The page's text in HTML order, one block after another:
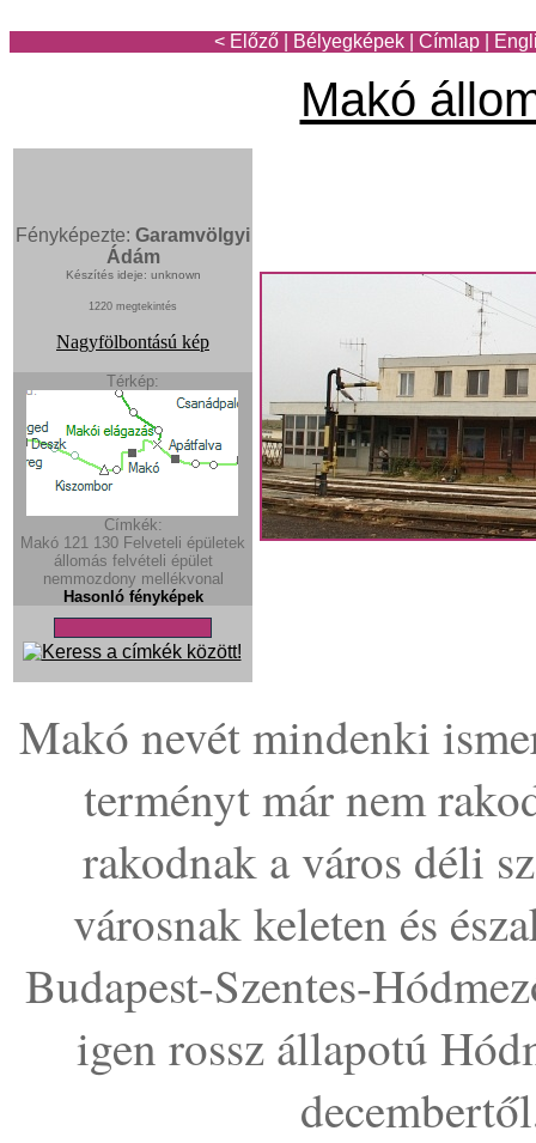
< Előző Bélyegképek Címlap
Makó
Fényképezte: Garamvölgyi
Ádám
Készítés ideje: unknown
1220 megtekintés
Nagyfölbontású kép
Térkép:
Címkék:
Makó 121 130 Felveteli épületek
állomás felvételi épület
nemmozdony mellékvonal
Hasonló fényképek
Makó nevét mindenki
terményt már nem
rakodnak a város déli
városnak keleten és
Budapest-Szentes-
igen rossz állapotú